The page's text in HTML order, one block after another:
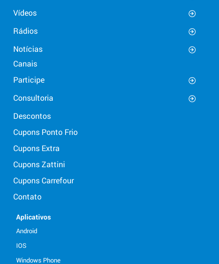
Vídeos
Rádios
Notícias
Canais
Participe
Consultoria
Descontos
Cupons Ponto Frio
Cupons Extra
Cupons Zattini
Cupons Carrefour
Contato
Aplicativos
Android
IOS
Windows Phone